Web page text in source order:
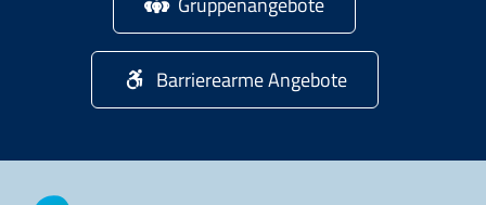
Barrierearme Angebote